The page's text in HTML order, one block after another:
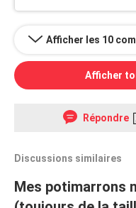
Afficher les 10
Afficher
Répondre
Discussions similaires
Mes potimarrons